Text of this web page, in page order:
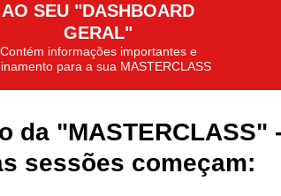
AO SEU "DASHBOARD
GERAL"
Contém informações importantes e
para a sua MASTERCLASS
da "MASTERCLASS"
sessões começam: